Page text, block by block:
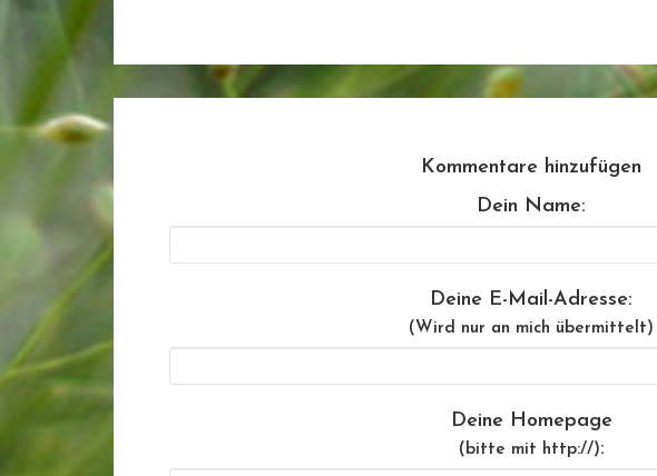
Kommentare hinzufügen
Dein Name:
Deine E-Mail-Adresse:
(Wird nur an mich übermittelt)
Deine Homepage
(bitte mit http://):